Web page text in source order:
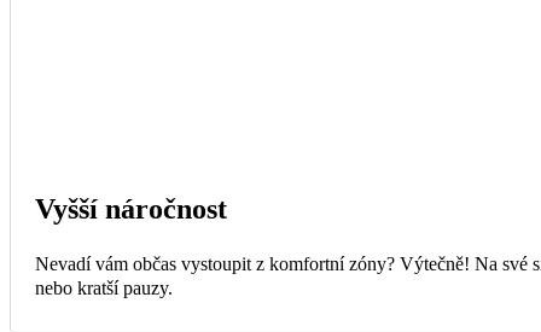
Vyšší náročnost
Nevadí vám občas vystoupit z komfortní zóny? Výtečně! Na své
nebo kratší pauzy.